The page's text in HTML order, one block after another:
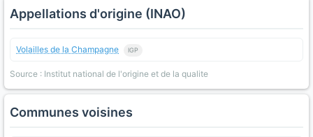
Appellations d'origine (INAO)
Volailles de la Champagne IGP
Source : Institut national de l'origine et de la qualite
Communes voisines